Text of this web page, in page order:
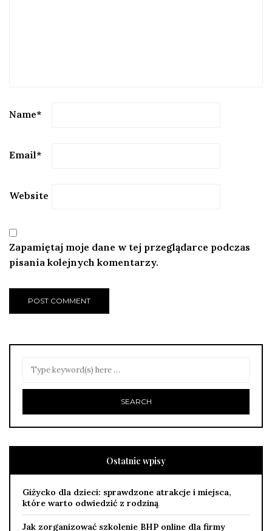
Name*
Email*
Website
Zapamiętaj moje dane w tej przeglądarce podczas
pisania kolejnych komentarzy.
Ostatnie wpisy
Giżycko dla dzieci: sprawdzone atrakcje i miejsca,
które warto odwiedzić z rodziną
Jak zorganizować szkolenie BHP online dla firmy